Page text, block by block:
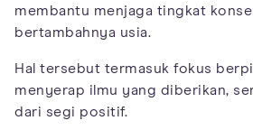
membantu menjaga tingkat
bertambahnya usia.
Hal tersebut termasuk fokus
menyerap ilmu yang diberikan,
dari segi positif.